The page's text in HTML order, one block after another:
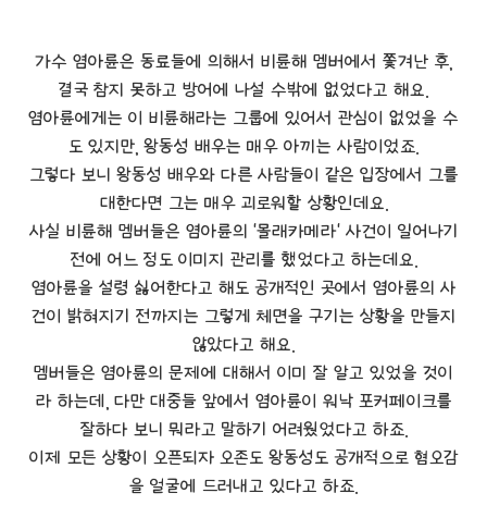
가수 염아륜은 동료들에 의해서 비륜해 멤버에서 쫓겨난 후,
결국 참지 못하고 방어에 나설 수밖에 없었다고 해요.
염아륜에게는 이 비륜해라는 그룹에 있어서 관심이 없었을 수
도 있지만, 왕동성 배우는 매우 아끼는 사람이었죠.
그렇다 보니 왕동성 배우와 다른 사람들이 같은 입장에서 그를
대한다면 그는 매우 괴로워할 상황인데요.
사실 비륜해 멤버들은 염아륜의 '몰래카메라' 사건이 일어나기
전에 어느 정도 이미지 관리를 했었다고 하는데요.
염아륜을 설령 싫어한다고 해도 공개적인 곳에서 염아륜의 사
건이 밝혀지기 전까지는 그렇게 체면을 구기는 상황을 만들지
않았다고 해요.
멤버들은 염아륜의 문제에 대해서 이미 잘 알고 있었을 것이
라 하는데, 다만 대중들 앞에서 염아륜이 워낙 포커페이크를
잘하다 보니 뭐라고 말하기 어려웠었다고 하죠.
이제 모든 상황이 오픈되자 오존도 왕동성도 공개적으로 혐오감
을 얼굴에 드러내고 있다고 하죠.